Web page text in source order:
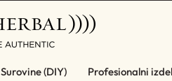
Surovine (DIY) Profesionalni